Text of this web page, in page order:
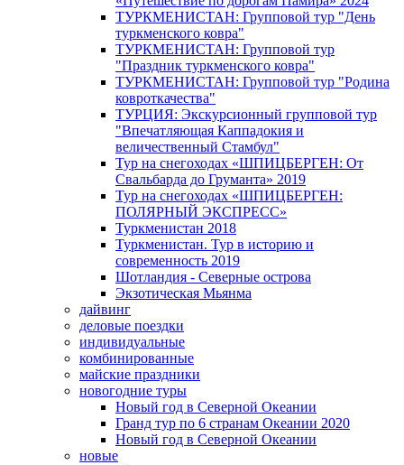
ТУРКМЕНИСТАН: Групповой тур "День
туркменского ковра"
ТУРКМЕНИСТАН: Групповой тур
"Праздник туркменского ковра"
ТУРКМЕНИСТАН: Групповой тур "Родина
ковроткачества"
ТУРЦИЯ: Экскурсионный групповой тур
"Впечатляющая Каппадокия и
величественный Стамбул"
Тур на снегоходах «ШПИЦБЕРГЕН: От
Свальбарда до Груманта» 2019
Тур на снегоходах «ШПИЦБЕРГЕН:
ПОЛЯРНЫЙ ЭКСПРЕСС»
Туркменистан 2018
Туркменистан. Тур в историю и
современность 2019
Шотландия - Северные острова
Экзотическая Мьянма
дайвинг
деловые поездки
индивидуальные
комбинированные
майские праздники
новогодние туры
Новый год в Северной Океании
Гранд тур по 6 странам Океании 2020
Новый год в Северной Океании
новые